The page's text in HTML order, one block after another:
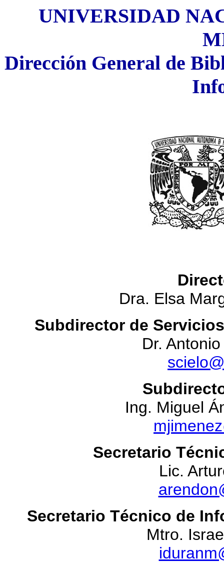
UNIVERSIDAD
Dirección General de
Dra. Elsa
Subdirector de
Dr.
Ing. Miguel
Secretario
Lic.
Secretario Técnico de
Mtro.